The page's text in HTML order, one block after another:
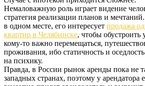
Немаловажную роль играет видение
стратегия реализации планов и
в одном месте, его интересует продажа
квартир в Челябинске, чтобы
кому-то важно перемещаться,
проживания, ибо статичность и
на психику.
Правда, в России рынок аренды пока не
западных странах, поэтому у арендатора